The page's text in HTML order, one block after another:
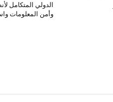
الدولي المتكامل
وأمن المعلومات